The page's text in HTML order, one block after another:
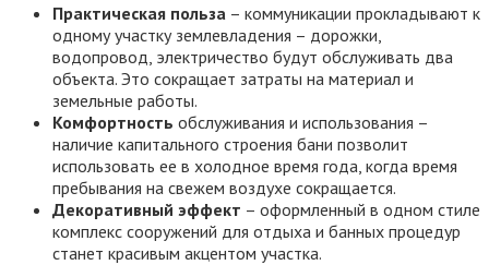
Практическая польза – коммуникации прокладывают к
одному участку землевладения – дорожки,
водопровод, электричество будут обслуживать два
объекта. Это сокращает затраты на материал и
земельные работы.
Комфортность обслуживания и использования –
наличие капитального строения бани позволит
использовать ее в холодное время года, когда время
пребывания на свежем воздухе сокращается.
Декоративный эффект – оформленный в одном стиле
комплекс сооружений для отдыха и банных процедур
станет красивым акцентом участка.